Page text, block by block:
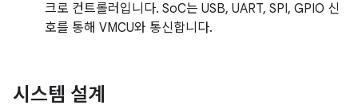
크로 컨트롤러입니다. SoC는 USB, UART, SPI, GPIO 신
호를 통해 VMCU와 통신합니다.
시스템 설계